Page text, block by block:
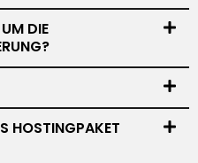
DIE
HOSTINGPAKET